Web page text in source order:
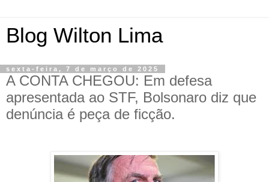
Blog Wilton Lima
sexta-feira, 7 de março de 2025
A CONTA CHEGOU: Em defesa
apresentada ao STF, Bolsonaro diz que
denúncia é peça de ficção.